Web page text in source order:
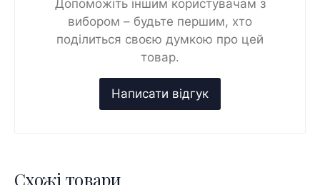
Допоможіть іншим користувачам з
вибором – будьте першим, хто
поділиться своєю думкою про цей
товар.
Схожі товари